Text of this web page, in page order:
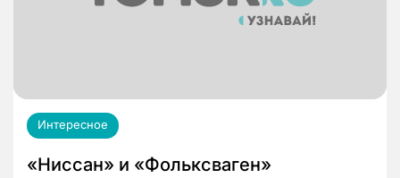
Интересное
«Ниссан» и «Фольксваген»